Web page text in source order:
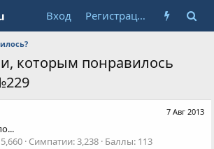
Вход Регистрация
которым понравилось
7 Авг 2013
Симпатии 3,238 Баллы 113